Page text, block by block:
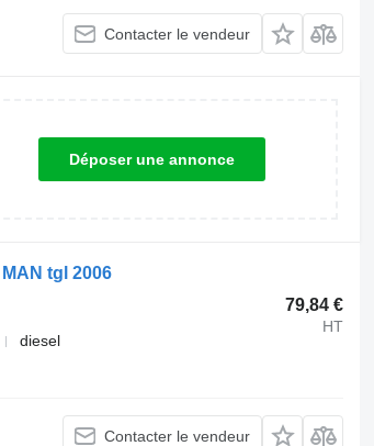
Contacter le vendeur
Déposer une annonce
tgl 2006
79,84 €
HT
diesel
Contacter le vendeur